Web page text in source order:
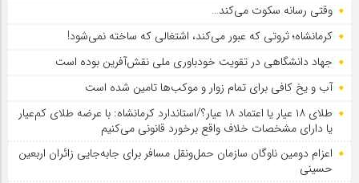
وقتی رسانه سکوت می‌کند…
کرمانشاه؛ ثروتی که عبور می‌کند، اشتغالی که ساخته نمی‌شود!
جهاد دانشگاهی در تقویت خودباوری ملی نقش‌آفرین بوده است
آب و یخ کافی برای تمام زوار و موکب‌ها تامین شده است
طلای ۱۸ عیار یا اعتماد ۱۸ عیار؟/استاندارد کرمانشاه: با عرضه طلای کم‌عیار
یا دارای مشخصات خلاف واقع برخورد قانونی می‌کنیم
اعزام دومین ناوگان سازمان حمل‌ونقل مسافر برای جابه‌جایی زائران اربعین
حسینی